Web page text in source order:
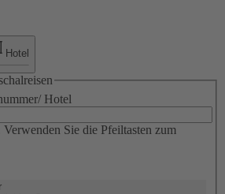
Hotel
Hotel
Sie die Pfeiltasten zum